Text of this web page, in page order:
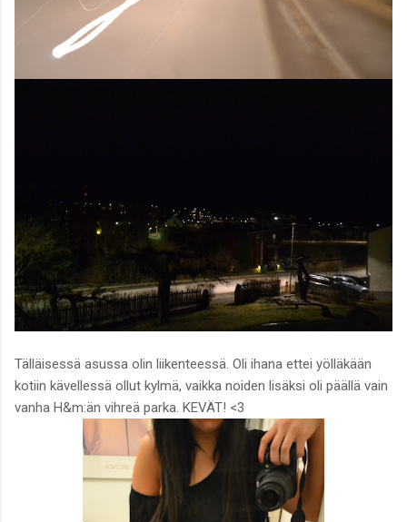
Tälläisessä asussa olin liikenteessä. Oli ihana ettei yölläkään
kotiin kävellessä ollut kylmä, vaikka noiden lisäksi oli päällä vain
vanha H&m:än vihreä parka. KEVÄT! <3